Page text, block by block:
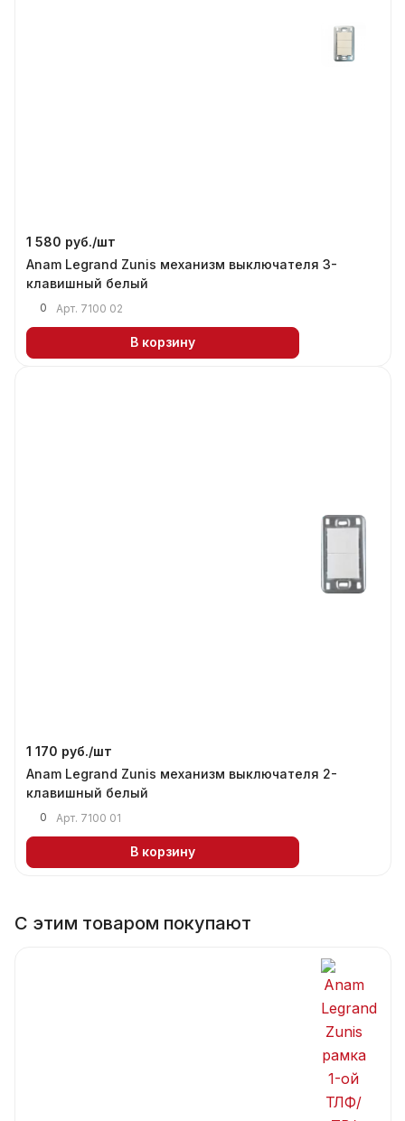
1 580 руб./шт
Anam Legrand Zunis механизм выключателя 3-
клавишный белый
0 Арт. 7100 02
В корзину
1 170 руб./шт
Anam Legrand Zunis механизм выключателя 2-
клавишный белый
0 Арт. 7100 01
В корзину
С этим товаром покупают